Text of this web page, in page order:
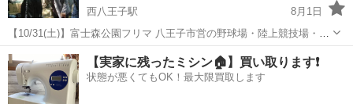
西八王子駅
8月1日
【10/31(土)】富士森公園フリマ 八王子市営の野球場・陸上競技場・体
育館などの施設と併設された富士森公園でのフリマ。杜の桜並木がフ
リマストリートになります。 八王子市内のみならず多摩界隈ではかな
り知られた...
八王子市 西八王子駅 フリーマーケット フリマ
【実家に残ったミシン🏠】買い取ります❗️
状態が悪くてもOK！最大限買取します